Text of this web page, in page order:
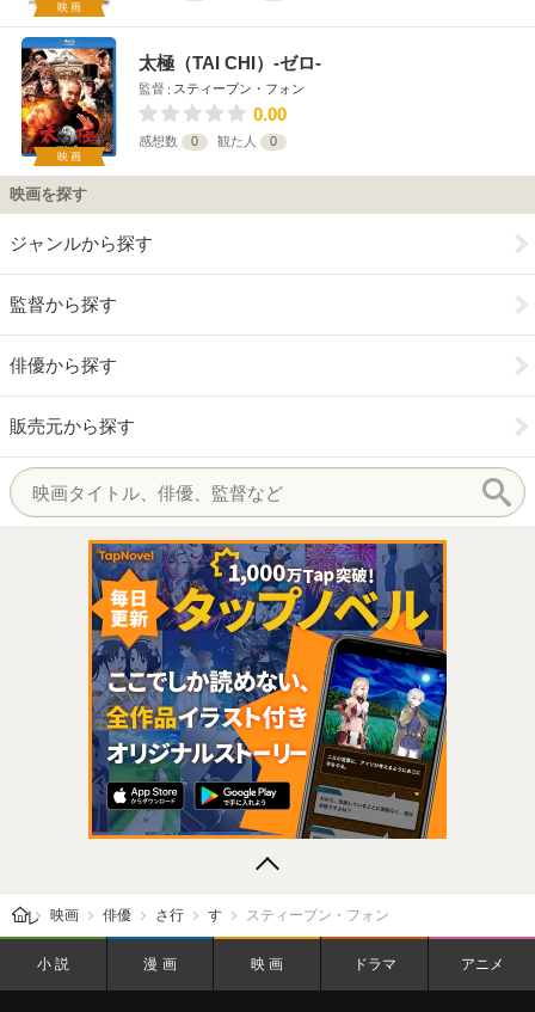
映画
映画
太極（TAI CHI）-ゼロ-
監督 スティーブン・フォン
0.00
感想数 0 観た人 0
映画を探す
ジャンルから探す
監督から探す
俳優から探す
販売元から探す
レビューン トップ
映画 俳優 さ行 す スティーブン・フォン
小説 漫画 映画 ドラマ アニメ